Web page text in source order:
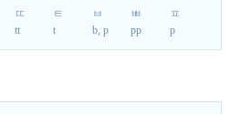
ㄸ
tt
ㅌ
t
ㅂ
b, p
ㅃ
pp
ㅍ
p